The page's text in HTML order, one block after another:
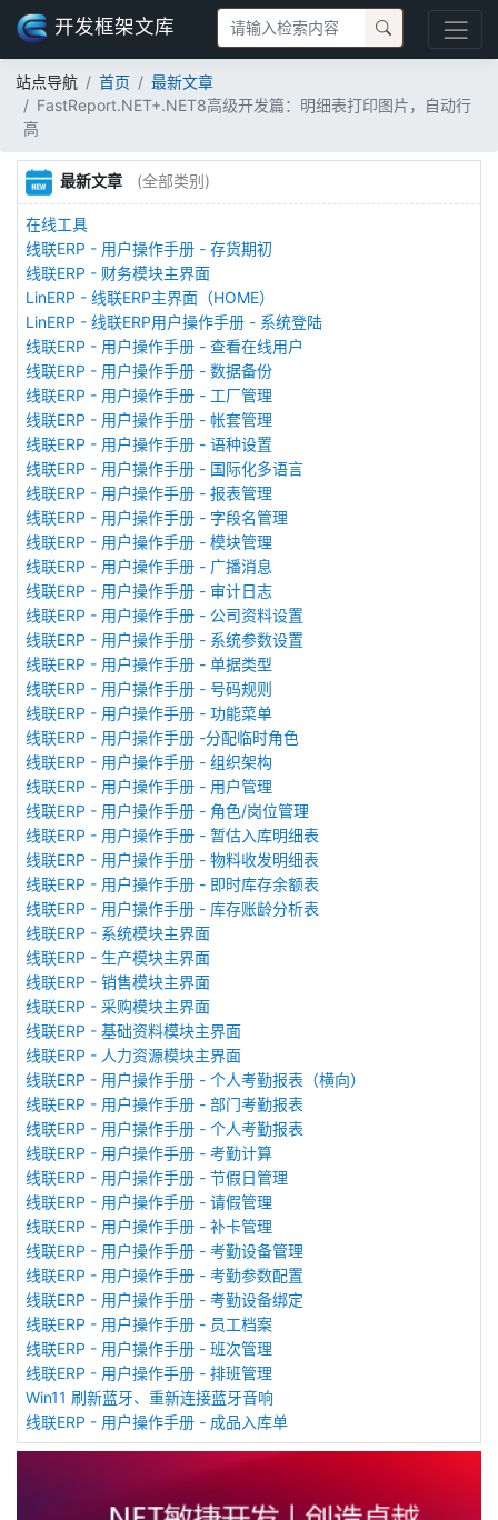
开发框架文库
站点导航 首页
最新文章
FastReport.NET+.NET8高级开发篇：明细表打印图片，自动行
高
最新文章 (全部类别)
在线工具
线联ERP - 用户操作手册 - 存货期初
线联ERP - 财务模块主界面
LinERP - 线联ERP主界面（HOME）
LinERP - 线联ERP用户操作手册 - 系统登陆
线联ERP - 用户操作手册 - 查看在线用户
线联ERP - 用户操作手册 - 数据备份
线联ERP - 用户操作手册 - 工厂管理
线联ERP - 用户操作手册 - 帐套管理
线联ERP - 用户操作手册 - 语种设置
线联ERP - 用户操作手册 - 国际化多语言
线联ERP - 用户操作手册 - 报表管理
线联ERP - 用户操作手册 - 字段名管理
线联ERP - 用户操作手册 - 模块管理
线联ERP - 用户操作手册 - 广播消息
线联ERP - 用户操作手册 - 审计日志
线联ERP - 用户操作手册 - 公司资料设置
线联ERP - 用户操作手册 - 系统参数设置
线联ERP - 用户操作手册 - 单据类型
线联ERP - 用户操作手册 - 号码规则
线联ERP - 用户操作手册 - 功能菜单
线联ERP - 用户操作手册 -分配临时角色
线联ERP - 用户操作手册 - 组织架构
线联ERP - 用户操作手册 - 用户管理
线联ERP - 用户操作手册 - 角色/岗位管理
线联ERP - 用户操作手册 - 暂估入库明细表
线联ERP - 用户操作手册 - 物料收发明细表
线联ERP - 用户操作手册 - 即时库存余额表
线联ERP - 用户操作手册 - 库存账龄分析表
线联ERP - 系统模块主界面
线联ERP - 生产模块主界面
线联ERP - 销售模块主界面
线联ERP - 采购模块主界面
线联ERP - 基础资料模块主界面
线联ERP - 人力资源模块主界面
线联ERP - 用户操作手册 - 个人考勤报表（横向）
线联ERP - 用户操作手册 - 部门考勤报表
线联ERP - 用户操作手册 - 个人考勤报表
线联ERP - 用户操作手册 - 考勤计算
线联ERP - 用户操作手册 - 节假日管理
线联ERP - 用户操作手册 - 请假管理
线联ERP - 用户操作手册 - 补卡管理
线联ERP - 用户操作手册 - 考勤设备管理
线联ERP - 用户操作手册 - 考勤参数配置
线联ERP - 用户操作手册 - 考勤设备绑定
线联ERP - 用户操作手册 - 员工档案
线联ERP - 用户操作手册 - 班次管理
线联ERP - 用户操作手册 - 排班管理
Win11 刷新蓝牙、重新连接蓝牙音响
线联ERP - 用户操作手册 - 成品入库单